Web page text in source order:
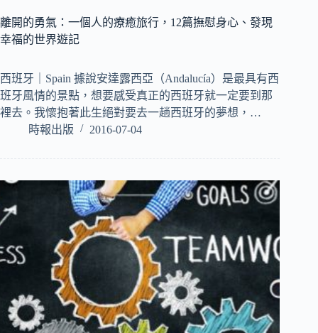
離開的勇氣：一個人的療癒旅行，12篇撫慰身心、發現
幸福的世界遊記
西班牙｜Spain 據說安達露西亞（Andalucía）是最具有西
班牙風情的景點，想要感受真正的西班牙就一定要到那
裡去。我懷抱著此生絕對要去一趟西班牙的夢想，…
時報出版
2016-07-04